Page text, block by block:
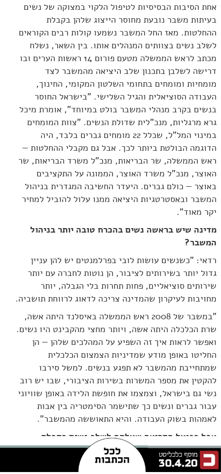
אחת הסיבות הבסיסיות לטיפול הלקוי במצוקה של נשים
בעיתות משבר נובעת מחוסר הייצוג שלהן בקבלת
ההחלטות. מאז החל המשבר נשמעו קולות רבים הקוראים
לשלב נשים בצוותים המנהלים אותו. בין השאר, נשלח
מכתב לראש הממשלה מטעם פורום 14 ראשות הערים ובו
דרישה לשלבן בתכנון שלב היציאה מהמשבר לצד
מומחיות ומומחים בתחומי השלטון המקומי, החינוך,
העבודה הסוציאלית והגיל השלישי. "בישראל החוסר
בנשים בקרב מנהלי המשבר בולט במיוחד", אומרת מיכל
גרא מרגליות, מנכ"לית שדולת הנשים. "צוות המומחים
במינוי המל"ל, שכלל 22 מומחים גברים בלבד, היה
הדוגמה הבולטת ביותר לכך. אבל גם מקבלי ההחלטות —
ראש הממשלה, שר הבריאות, מנכ"ל משרד הבריאות, שר
האוצר, מנכ"ל משרד האוצר, הממונה על התקציבים
באוצר — כולם גברים. היעדר החשיבה המגדרית בניהול
המשבר ובאסטרטגיות היציאה ממנו עלול להוביל למחיר
יקר מאוד".
מדינה שיש בראשה נשים בהכרח טובה יותר בניהול
המשבר?
רדאי: "כשנשים עושות לובי בפרלמנטים יש להן עניין
גדול יותר בשירותים לציבור, הן נוטות לחברה עם יותר
שירותים סוציאליים, פחות תחרות בלי הגבלה, יותר
מחויבות לעיקרון שהמדינה צריכה לדאוג לרווחת תושביה.
"במשבר של 2008 ראש הממשלה באיסלנד היתה אשה,
שרת הכלכלה היתה אשה, ויותר מחצי מהקבינט היו נשים.
ואפשר לראות איך זה השפיע על המהלכים שלהן — הן
החליטו באופן מודע שמדיניות הצמצום הכלכלית
שמתחייבת מהמשבר לא תפגע בנשים. למשל סירבו
להקטין את מספר המשרות בשירות הציבורי, שבו יש רוב
נשי גם בישראל, וצמצמו את חופשת הלידה באופן שוויוני
עבור גברים ונשים כך שתישמר הסימטריה בין אבות
לאמהות בשוק העבודה. והיא התאוששה מהמשבר".
אבל בפועל הקריאה שעלתה לשלב נשים בקבלת
החלטות התמקדה בעובדות סוציאליות ומומחיות
לרווחה. וזה בעייתי כי זה מחזיר אותנו למסגור של